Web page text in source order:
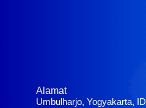
Alamat
Umbulharjo, Yogyakarta, ID